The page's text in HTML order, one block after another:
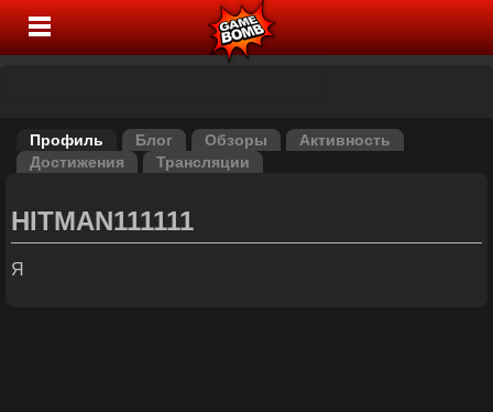
Профиль Блог Обзоры
Активность
Достижения
Трансляции
HITMAN111111
Я